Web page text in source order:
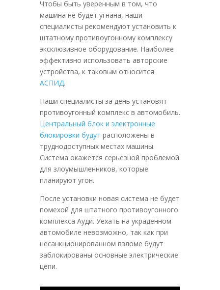
Чтобы быть уверенным в том, что
машина не будет угнана, наши
специалисты рекомендуют установить к
штатному противоугонному комплексу
эксклюзивное оборудование. Наиболее
эффективно использовать авторские
устройства, к таковым относится
АСПИД.
Наши специалисты за день установят
противоугонный комплекс в автомобиль.
Центральный блок и электронные
блокировки будут расположены в
труднодоступных местах машины.
Система окажется серьезной проблемой
для злоумышленников, которые
планируют угон.
После установки новая система не будет
помехой для штатного противоугонного
комплекса Ауди. Уехать на украденном
автомобиле невозможно, так как при
несанкционированном взломе будут
заблокированы основные электрические
цепи.